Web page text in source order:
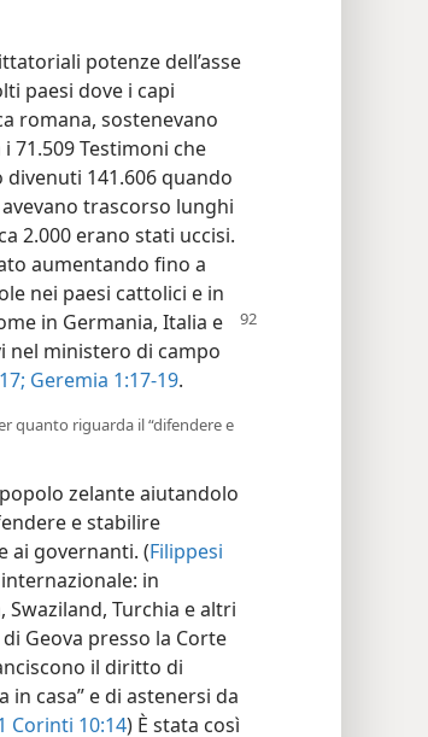
potenze dell’asse
paesi dove i capi
romana, sostenevano
Testimoni che
141.606 quando
avevano trascorso lunghi
2.000 erano stati uccisi.
aumentando fino a
nei paesi cattolici e in
in Germania, Italia e
nel ministero di campo
Geremia 1:17-19.
quanto riguarda il “difendere e
zelante aiutandolo
e stabilire
ai governanti. (Filippesi
in
Swaziland, Turchia e altri
Geova presso la Corte
il diritto di
casa” e di astenersi da
Corinti 10:14) È stata così